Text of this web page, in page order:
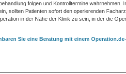
folgen und Kontrolltermine
sollten Patienten sofort den operierenden
in der Nähe der Klinik zu sein, in der die
Sie eine Beratung mit einem